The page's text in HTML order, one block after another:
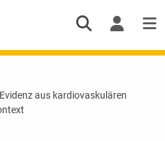
aus kardiovaskulären